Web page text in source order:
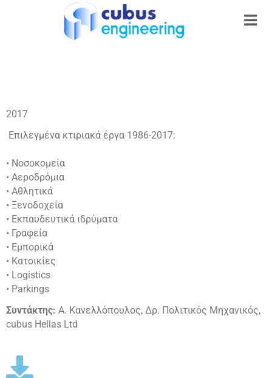
2017
Επιλεγμένα κτιριακά έργα 1986-2017:
• Νοσοκομεία
• Αεροδρόμια
• Αθλητικά
• Ξενοδοχεία
• Εκπαυδευτικά ιδρύματα
• Γραφεία
• Εμπορικά
• Κατοικίες
• Logistics
• Parkings
Συντάκτης: Α. Κανελλόπουλος, Δρ. Πολιτικός Μηχανικός,
cubus Hellas Ltd